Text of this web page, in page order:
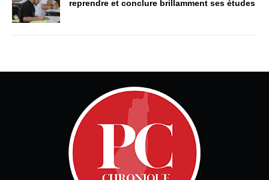
reprendre et conclure brillamment ses études